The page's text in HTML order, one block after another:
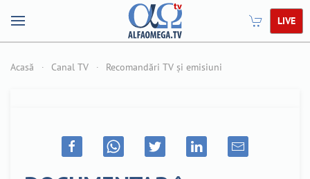
LIVE
Acasă Canal TV Recomandări TV și emisiuni